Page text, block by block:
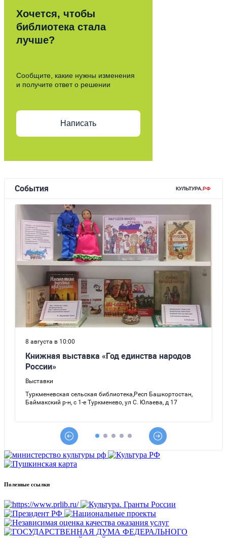
Хочется, чтобы
библиотека стала
лучше?
Сообщите, какие нужны изменения
и получите ответ о решении
Написать
Полезные ссылки